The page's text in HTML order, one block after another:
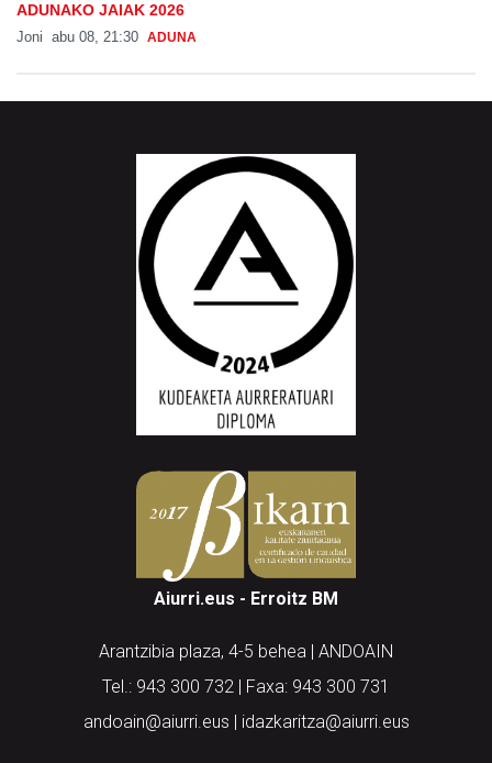
ADUNAKO JAIAK 2026
Joni abu 08, 21:30 ADUNA
Aiurri.eus - Erroitz BM
Arantzibia plaza, 4-5 behea | ANDOAIN
Tel.: 943 300 732 | Faxa: 943 300 731
andoain@aiurri.eus | idazkaritza@aiurri.eus